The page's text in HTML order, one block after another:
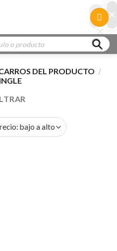
DEL PRODUCTO /
×
×
×
×